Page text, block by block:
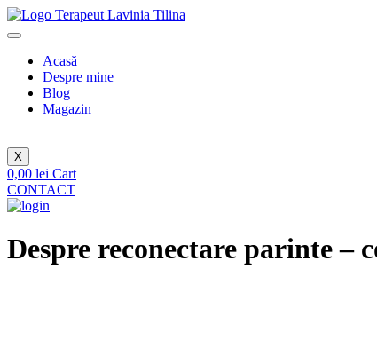
Sari
la
Acasă
Despre mine
Blog
Magazin
X
0,00 lei Cart
CONTACT
Despre reconectare parinte –